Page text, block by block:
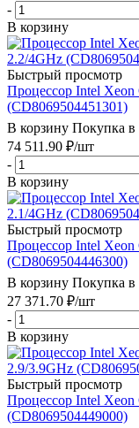
-
В корзину
Быстрый просмотр
Процессор Intel
(CD8069504451301)
В корзину Покупка в
74 511.90 ₽/шт
-
В корзину
Быстрый просмотр
Процессор Intel
(CD8069504446300)
В корзину Покупка в
27 371.70 ₽/шт
-
В корзину
Быстрый просмотр
Процессор Intel
(CD8069504449000)